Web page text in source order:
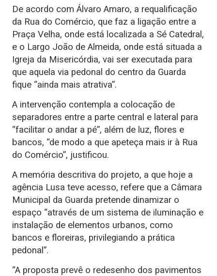
De acordo com Álvaro Amaro, a requalificação
da Rua do Comércio, que faz a ligação entre a
Praça Velha, onde está localizada a Sé Catedral,
e o Largo João de Almeida, onde está situada a
Igreja da Misericórdia, vai ser executada para
que aquela via pedonal do centro da Guarda
fique “ainda mais atrativa”.
A intervenção contempla a colocação de
separadores entre a parte central e lateral para
“facilitar o andar a pé”, além de luz, flores e
bancos, “de modo a que apeteça mais ir à Rua
do Comércio”, justificou.
A memória descritiva do projeto, a que hoje a
agência Lusa teve acesso, refere que a Câmara
Municipal da Guarda pretende dinamizar o
espaço “através de um sistema de iluminação e
instalação de elementos urbanos, como
bancos e floreiras, privilegiando a prática
pedonal”.
“A proposta prevê o redesenho dos pavimentos